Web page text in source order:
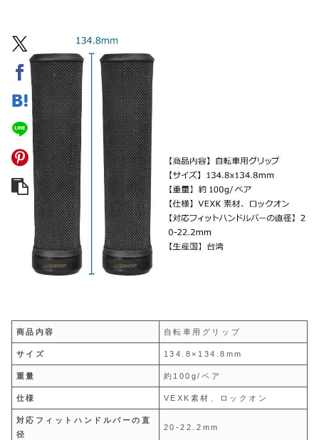
商品内容 自転車用グリップ
サイズ 134.8×134.8mm
重量 約100g/ペア
仕様 VEXK素材、ロックオン
対応フィットハンドルバーの直
径
20-22.2mm